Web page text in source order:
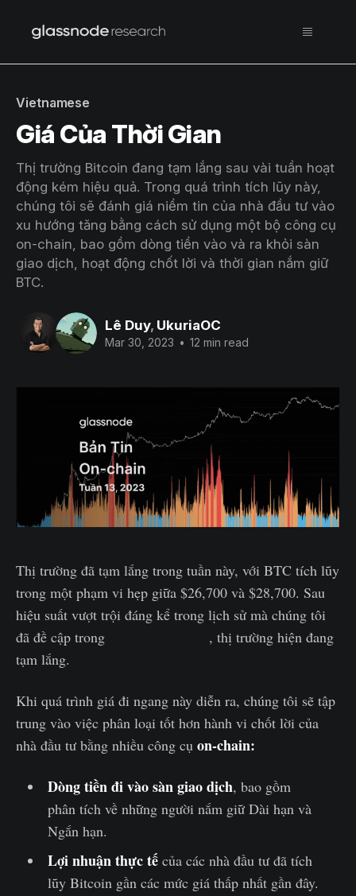
Vietnamese
Giá Của Thời Gian
Thị trường Bitcoin đang tạm lắng sau vài tuần hoạt
động kém hiệu quả. Trong quá trình tích lũy này,
chúng tôi sẽ đánh giá niềm tin của nhà đầu tư vào
xu hướng tăng bằng cách sử dụng một bộ công cụ
on-chain, bao gồm dòng tiền vào và ra khỏi sàn
giao dịch, hoạt động chốt lời và thời gian nắm giữ
BTC.
Lê Duy, UkuriaOC
Mar 30, 2023 • 12 min read
Thị trường đã tạm lắng trong tuần này, với BTC tích lũy
trong một phạm vi hẹp giữa $26,700 và $28,700. Sau
hiệu suất vượt trội đáng kể trong lịch sử mà chúng tôi
đã đề cập trong
, thị trường hiện đang
tạm lắng.
Khi quá trình giá đi ngang này diễn ra, chúng tôi sẽ tập
trung vào việc phân loại tốt hơn hành vi chốt lời của
nhà đầu tư bằng nhiều công cụ on-chain:
Dòng tiền đi vào sàn giao dịch, bao gồm
phân tích về những người nắm giữ Dài hạn và
Ngắn hạn.
Lợi nhuận thực tếcủa các nhà đầu tư đã tích
lũy Bitcoin gần các mức giá thấp nhất gần đây.